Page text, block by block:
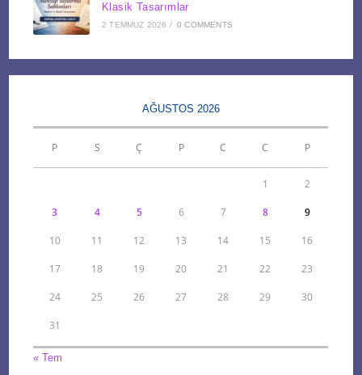
Klasik Tasarımlar
2 TEMMUZ 2026 / 0 COMMENTS
AĞUSTOS 2026
P S Ç P C C P
1 2
3 4 5 6 7 8 9
10 11 12 13 14 15 16
17 18 19 20 21 22 23
24 25 26 27 28 29 30
31
« Tem